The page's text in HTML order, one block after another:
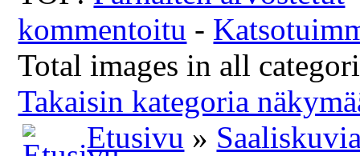
kommentoitu -
Total images in all
Takaisin kategoria
Etusivu »